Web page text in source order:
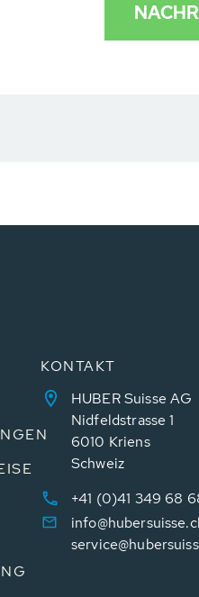
KONTAKT
HUBER Suisse AG
Nidfeldstrasse 1
6010 Kriens
Schweiz
+41 (0)41 349 68